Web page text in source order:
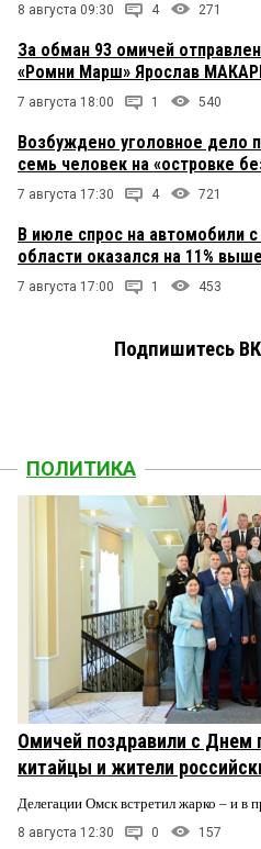
8 августа 09:30 4 271
За обман 93 омичей
«Ромни Марш» Ярослав
7 августа 18:00 1 540
Возбуждено уголовное дело
семь человек на «островке
7 августа 17:30 4 721
В июле спрос на автомобили
области оказался на 11%
7 августа 17:00 1 453
Подпишитесь
ПОЛИТИКА
Омичей поздравили с Днем
китайцы и жители
Делегации Омск встретил жарко – и в
8 августа 12:30 0 157